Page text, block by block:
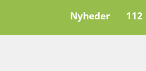
Nyheder 112